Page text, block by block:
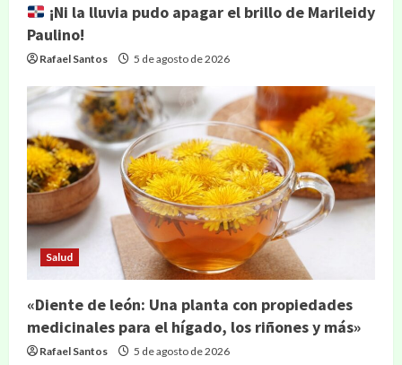
¡Ni la lluvia pudo apagar el brillo de Marileidy
Paulino!
Rafael Santos 5 de agosto de 2026
Salud
«Diente de león: Una planta con propiedades
medicinales para el hígado, los riñones y más»
Rafael Santos 5 de agosto de 2026